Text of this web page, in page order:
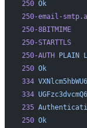
250 Ok
250-email-
250-8BITMIME
250-STARTTLS
250-AUTH PLAIN
250 Ok
334 VXNlcm5hbWU6
334 UGFzc3dvcmQ6
235
250 Ok